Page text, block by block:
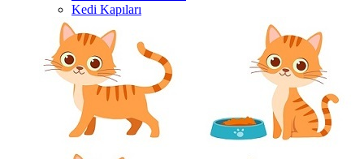
Kedi Kapıları